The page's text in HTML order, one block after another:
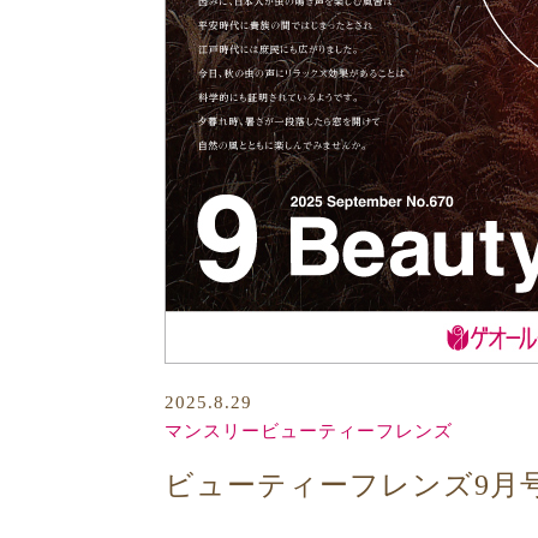
2025.8.29
マンスリービューティーフレンズ
ビューティーフレンズ9月